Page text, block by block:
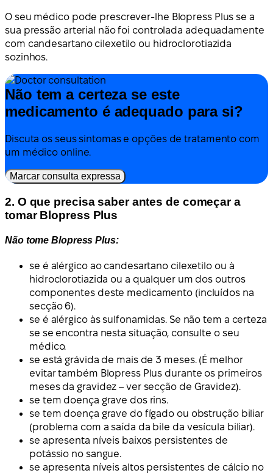
O seu médico pode prescrever-lhe Blopress Plus se a
sua pressão arterial não foi controlada adequadamente
com candesartano cilexetilo ou hidroclorotiazida
sozinhos.
Não tem a certeza se este
medicamento é adequado para si?
Discuta os seus sintomas e opções de tratamento com
um médico online.
Marcar consulta expressa
2. O que precisa saber antes de começar a
tomar Blopress Plus
Não tome Blopress Plus:
se é alérgico ao candesartano cilexetilo ou à
hidroclorotiazida ou a qualquer um dos outros
componentes deste medicamento (incluídos na
secção 6).
se é alérgico às sulfonamidas. Se não tem a certeza
se se encontra nesta situação, consulte o seu
médico.
se está grávida de mais de 3 meses. (É melhor
evitar também Blopress Plus durante os primeiros
meses da gravidez – ver secção de Gravidez).
se tem doença grave dos rins.
se tem doença grave do fígado ou obstrução biliar
(problema com a saída da bile da vesícula biliar).
se apresenta níveis baixos persistentes de
potássio no sangue.
se apresenta níveis altos persistentes de cálcio no